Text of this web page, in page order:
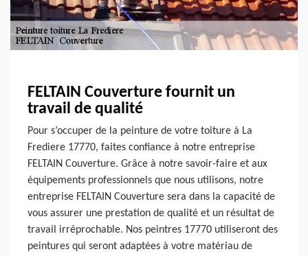
FELTAIN Couverture fournit un
travail de qualité
Pour s’occuper de la peinture de votre toiture à La
Frediere 17770, faites confiance à notre entreprise
FELTAIN Couverture. Grâce à notre savoir-faire et aux
équipements professionnels que nous utilisons, notre
entreprise FELTAIN Couverture sera dans la capacité de
vous assurer une prestation de qualité et un résultat de
travail irréprochable. Nos peintres 17770 utiliseront des
peintures qui seront adaptées à votre matériau de